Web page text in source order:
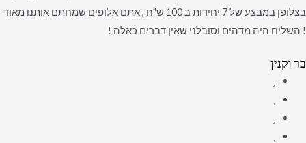
בצלופן במבצע של 7 יחידות ב 100 ש"ח , אתם אלופים שמחתם אותנו מאוד
! השליח היה מדהים וסובלני שאין דברים כאלה !
בר וקנין